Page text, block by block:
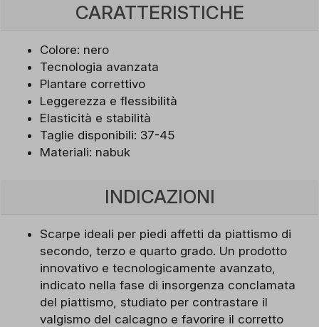
CARATTERISTICHE
Colore: nero
Tecnologia avanzata
Plantare correttivo
Leggerezza e flessibilità
Elasticità e stabilità
Taglie disponibili: 37-45
Materiali: nabuk
INDICAZIONI
Scarpe ideali per piedi affetti da piattismo di
secondo, terzo e quarto grado. Un prodotto
innovativo e tecnologicamente avanzato,
indicato nella fase di insorgenza conclamata
del piattismo, studiato per contrastare il
valgismo del calcagno e favorire il corretto